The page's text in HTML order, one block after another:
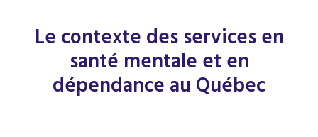
Le contexte des services en
santé mentale et en
dépendance au Québec